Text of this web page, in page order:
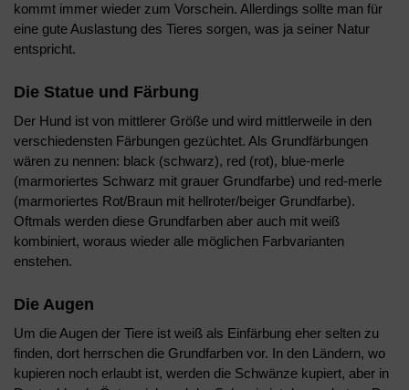
kommt immer wieder zum Vorschein. Allerdings sollte man für
eine gute Auslastung des Tieres sorgen, was ja seiner Natur
entspricht.
Die Statue und Färbung
Der Hund ist von mittlerer Größe und wird mittlerweile in den
verschiedensten Färbungen gezüchtet. Als Grundfärbungen
wären zu nennen: black (schwarz), red (rot), blue-merle
(marmoriertes Schwarz mit grauer Grundfarbe) und red-merle
(marmoriertes Rot/Braun mit hellroter/beiger Grundfarbe).
Oftmals werden diese Grundfarben aber auch mit weiß
kombiniert, woraus wieder alle möglichen Farbvarianten
enstehen.
Die Augen
Um die Augen der Tiere ist weiß als Einfärbung eher selten zu
finden, dort herrschen die Grundfarben vor. In den Ländern, wo
kupieren noch erlaubt ist, werden die Schwänze kupiert, aber in